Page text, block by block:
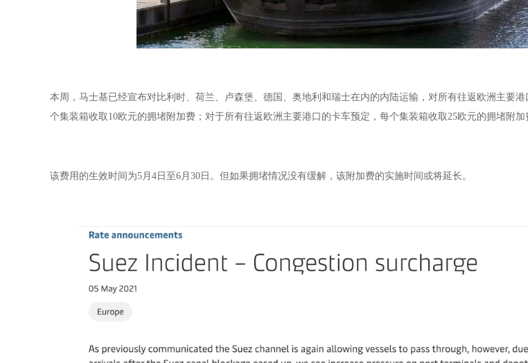
本周，马士基已经宣布对比利时、荷兰、卢森堡、德国、奥地利和瑞士在内的内陆运输，对所有往返欧洲主要
个集装箱收取10欧元的拥堵附加费；对于所有往返欧洲主要港口的卡车预定，每个集装箱收取25欧元的拥堵附加
该费用的生效时间为5月4日至6月30日。但如果拥堵情况没有缓解，该附加费的实施时间或将延长。